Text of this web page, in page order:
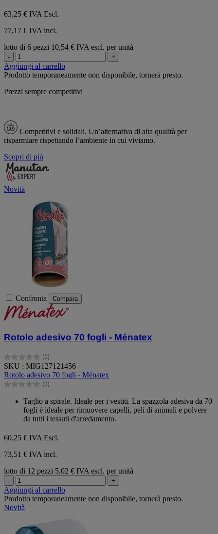
63,25 € IVA Escl.
77,17 € IVA incl.
lotto di 6 pezzi 10,54 € IVA escl. per unità
- +
Aggiungi al carrello
Prodotto temporaneamente non disponibile, tornerà presto.
Prezzi sempre competitivi
Competitivi e solidali. Un’alternativa di alta qualità per
risparmiare rispettando l’ambiente in cui viviamo.
Scopri di più
Novità
Confronta Compara
Rotolo adesivo 70 fogli - Ménatex
(0)
0.0
su
5
stelle.
SKU : MIG127121456
Rotolo adesivo 70 fogli - Ménatex
(0)
0.0
Taglio a spirale. Ideale per i vestiti. La spazzola adesiva da 70
fogli è ideale per rimuovere capelli, peli di animali e polvere
da tutti i tessuti d'arredamento.
60,25 € IVA Escl.
73,51 € IVA incl.
lotto di 12 pezzi 5,02 € IVA escl. per unità
- +
Aggiungi al carrello
Prodotto temporaneamente non disponibile, tornerà presto.
Novità